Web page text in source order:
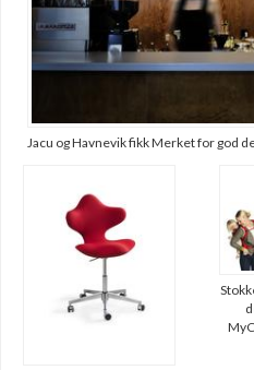
Jacu og Havnevik fikk Merket for god